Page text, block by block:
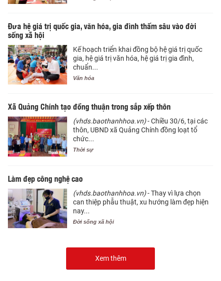
Đưa hệ giá trị quốc gia, văn hóa, gia đình thấm sâu vào đời
sống xã hội
Kế hoạch triển khai đồng bộ hệ giá trị quốc
gia, hệ giá trị văn hóa, hệ giá trị gia đình,
chuẩn...
Văn hóa
Xã Quảng Chính tạo đồng thuận trong sắp xếp thôn
(vhds.baothanhhoa.vn)- Chiều 30/6, tại các
thôn, UBND xã Quảng Chính đồng loạt tổ
chức...
Thời sự
Làm đẹp công nghệ cao
(vhds.baothanhhoa.vn)- Thay vì lựa chọn
can thiệp phẫu thuật, xu hướng làm đẹp hiện
nay...
Đời sống xã hội
Xem thêm